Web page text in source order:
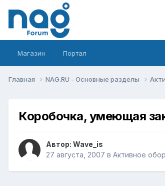
Магазин Портал
Главная NAG.RU - Основные разделы
Коробочка, умеющая
Автор: Wave_is
27 августа, 2007 в Активное